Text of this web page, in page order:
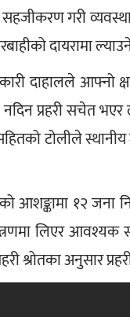
गरी
दायरामा
दाहालले आफ्नो
नदिन प्रहरी सचेत
टोलीले
आशङ्कामा १२ जना
लिएर आवश्यक
श्रोतका अनुसार